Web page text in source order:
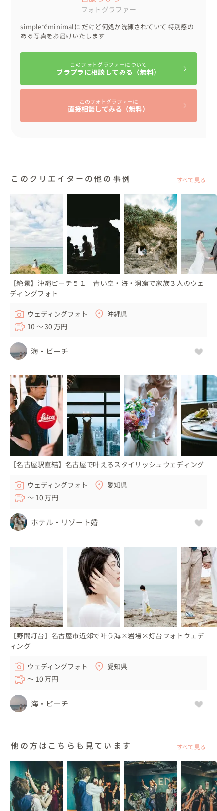
フォトグラファー
simpleでminimalに だけど何処か洗練されていて 特別感の
ある写真をお届けいたします
このフォトグラファーについて
ブラプラに相談してみる（無料）
このフォトグラファーに
直接相談してみる（無料）
このクリエイターの他の事例 すべて見る
【絶景】沖縄ビーチ５１ 青い空・海・洞窟で家族３人のウェ
ディングフォト
ウェディングフォト
沖縄県
10 〜 30 万円
海・ビーチ
【名古屋駅直結】名古屋で叶えるスタイリッシュウェディング
ウェディングフォト
愛知県
〜 10 万円
ホテル・リゾート婚
【野間灯台】名古屋市近郊で叶う海×岩場×灯台フォトウェデ
ィング
ウェディングフォト
愛知県
〜 10 万円
海・ビーチ
他の方はこちらも見ています すべて見る